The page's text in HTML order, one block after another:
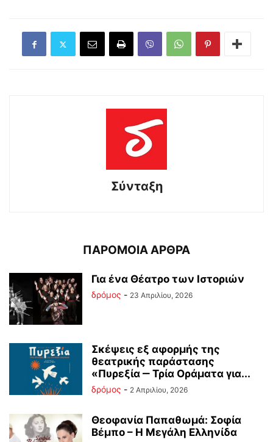
Σύνταξη
ΠΑΡΟΜΟΙΑ ΑΡΘΡΑ
Για ένα Θέατρο των Ιστοριών
δρόμος - 23 Απριλίου, 2026
Σκέψεις εξ αφορμής της
θεατρικής παράστασης
«Πυρεξία ‒ Τρία Οράματα για...
δρόμος - 2 Απριλίου, 2026
Θεοφανία Παπαθωμά: Σοφία
Βέμπο – Η Μεγάλη Ελληνίδα